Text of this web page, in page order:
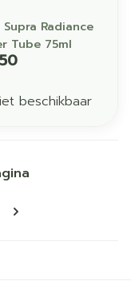
Supra Radiance
Tube 75ml
beschikbaar
pagina